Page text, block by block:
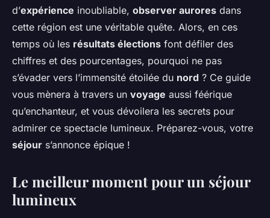
d’expérience inoubliable, observer aurores dans
cette région est une véritable quête. Alors, en ces
temps où les résultats élections font défiler des
chiffres et des pourcentages, pourquoi ne pas
s’évader vers l’immensité étoilée du nord ? Ce guide
vous mènera à travers un voyage aussi féérique
qu’enchanteur, et vous dévoilera les secrets pour
admirer ce spectacle lumineux. Préparez-vous, votre
séjour s’annonce épique !
Le meilleur moment pour un séjour
lumineux